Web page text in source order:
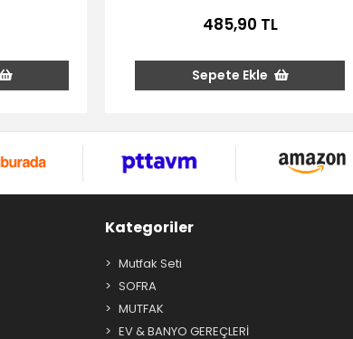
485,90 TL
Sepete Ekle
Kategoriler
Mutfak Seti
SOFRA
MUTFAK
EV & BANYO GEREÇLERİ